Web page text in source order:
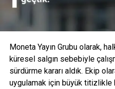
sorunlar, kesme halkası
tespit edilebilir ve bu sayede
arıza oluşması riskini azaltır.
Moneta Yayın Grubu olarak,
küresel salgın sebebiyle
sürdürme kararı aldık. Ekip
uygulamak için büyük titizlikle